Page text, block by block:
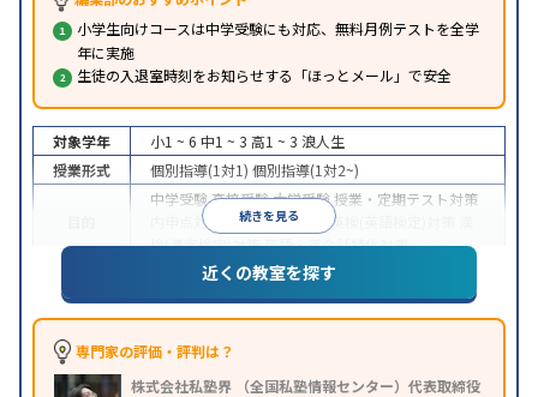
小学生向けコースは中学受験にも対応、無料月例テストを全学
年に実施
生徒の入退室時刻をお知らせする「ほっとメール」で安全
続きを見る
対象学年 小1 ~ 6 中1 ~ 3 高1 ~ 3 浪人生
授業形式
個別指導(1対1) 個別指導(1対2~)
中学受験高校受験大学受験 授業・定期テスト対策
内申点対策
学習習慣の定着 英検(英語検定)対策
検(漢字検定)対策英語・英会話特化対策
1科目から受講可能季節講習のみの受講可
※2023年3月調査。小学校高学年の個別指導塾アンケート調査方法を参
近くの教室を探す
専門家の評価・評判は？
株式会社私塾界 （全国私塾情報センター）代表取締役